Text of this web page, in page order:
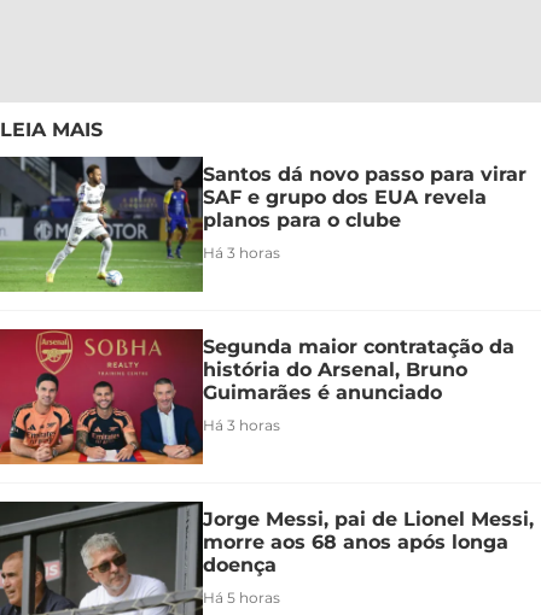
LEIA MAIS
Santos dá novo passo para virar
SAF e grupo dos EUA revela
planos para o clube
Há 3 horas
Segunda maior contratação da
história do Arsenal, Bruno
Guimarães é anunciado
Há 3 horas
Jorge Messi, pai de Lionel Messi,
morre aos 68 anos após longa
doença
Há 5 horas